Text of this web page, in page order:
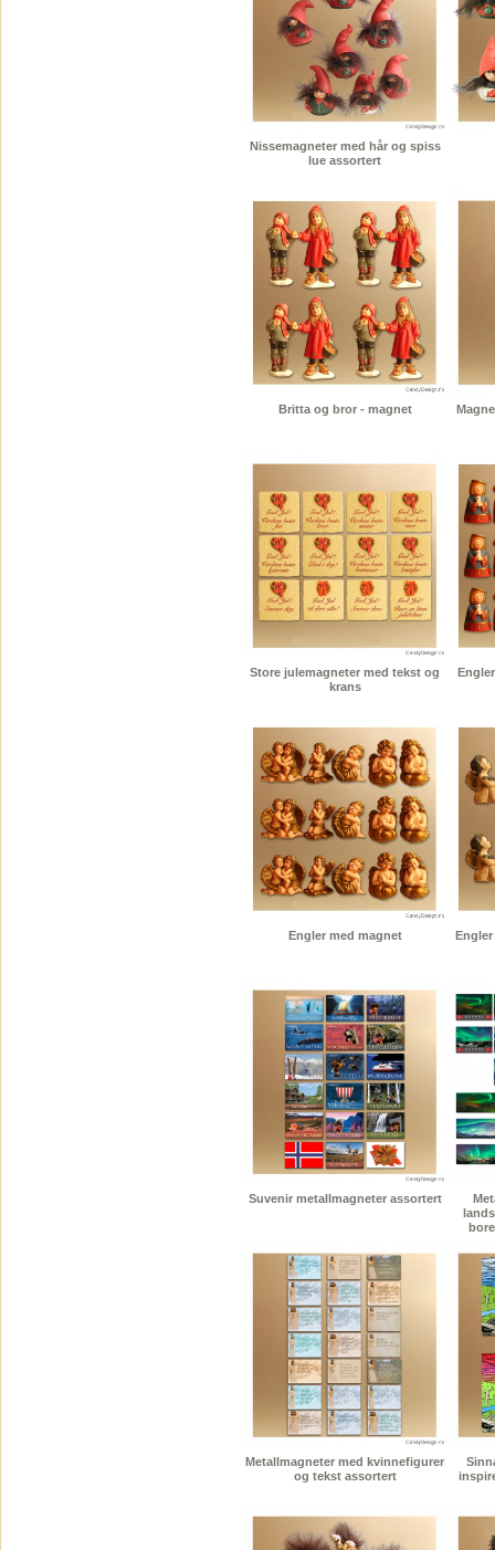
Nissemagneter med hår og spiss
lue assortert
Britta og bror - magnet
Store julemagneter med tekst og
krans
Engler med magnet
Suvenir metallmagneter assortert
Metallmagneter med kvinnefigurer
og tekst assortert